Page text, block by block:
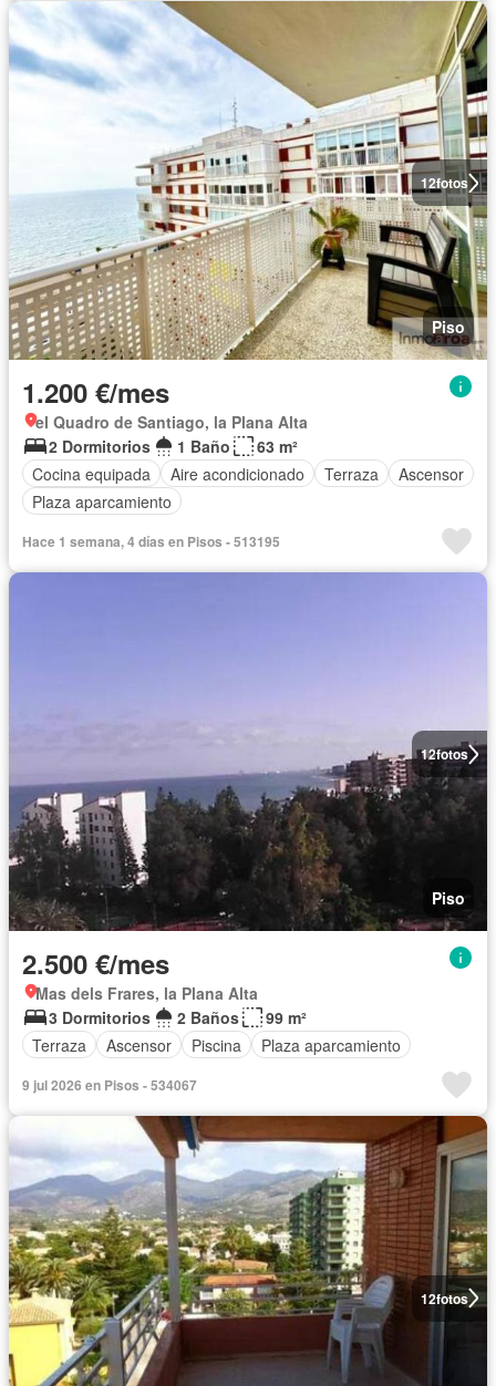
12fotos
Piso
1.200 €/mes
el Quadro de Santiago, la Plana Alta
2 Dormitorios
1 Baño
63 m²
Cocina equipada
Aire acondicionado Terraza
Ascensor
Plaza aparcamiento
Hace 1 semana, 4 días en Pisos - 513195
12fotos
Piso
2.500 €/mes
Mas dels Frares, la Plana Alta
3 Dormitorios
2 Baños
99 m²
Terraza
Ascensor Piscina Plaza aparcamiento
9 jul 2026 en Pisos - 534067
12fotos